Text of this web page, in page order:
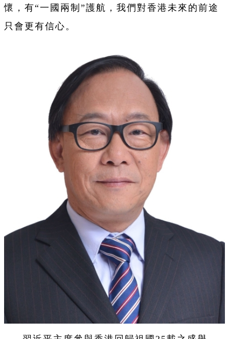
懷，有“一國兩制”護航，我們對香港未來的前途
只會更有信心。